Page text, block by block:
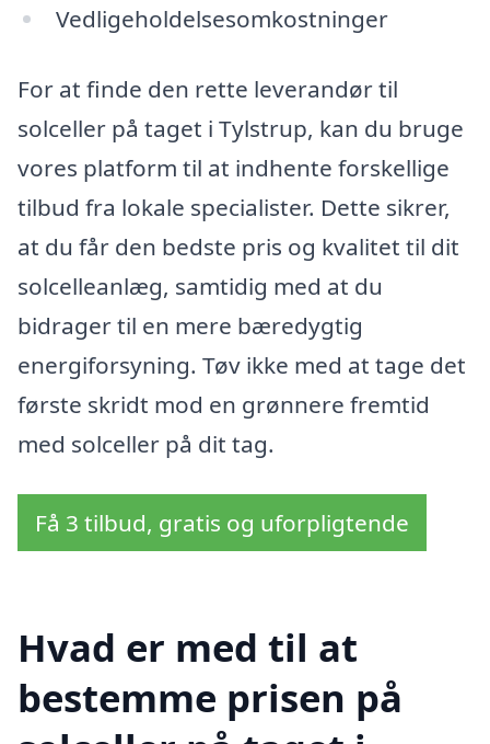
Vedligeholdelsesomkostninger
For at finde den rette leverandør til
solceller på taget i Tylstrup, kan du bruge
vores platform til at indhente forskellige
tilbud fra lokale specialister. Dette sikrer,
at du får den bedste pris og kvalitet til dit
solcelleanlæg, samtidig med at du
bidrager til en mere bæredygtig
energiforsyning. Tøv ikke med at tage det
første skridt mod en grønnere fremtid
med solceller på dit tag.
Få 3 tilbud, gratis og uforpligtende
Hvad er med til at
bestemme prisen på